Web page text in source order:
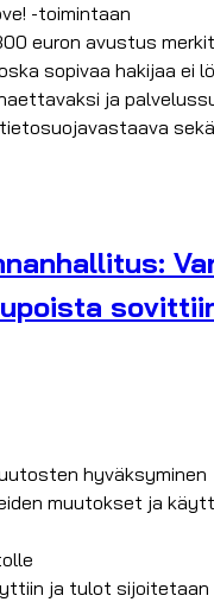
-toimintaan
euron avustus
sopivaa hakijaa ei
ja
hyväksyminen
muutokset ja
ja tulot